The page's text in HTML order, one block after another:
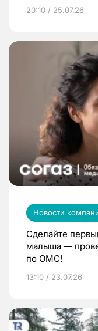
20:10 / 25.07.26
Новости
Сделайте
малыша —
по ОМС!
13:10 / 23.07.26